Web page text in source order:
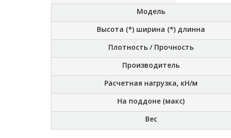
Модель
Высота (*) ширина (*) длинна
Плотность / Прочность
Производитель
Расчетная нагрузка, кН/м
На поддоне (макс)
Вес